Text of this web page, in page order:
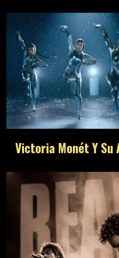
Victoria Monét Y Su